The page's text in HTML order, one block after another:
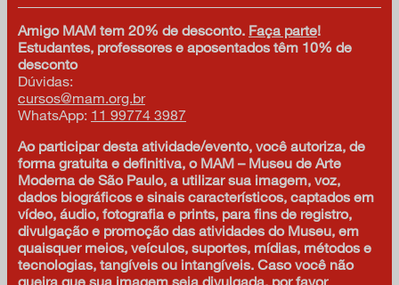
Amigo MAM tem 20% de desconto. Faça parte!
Estudantes, professores e aposentados têm 10% de
desconto
Dúvidas:
cursos@mam.org.br
WhatsApp: 11 99774 3987
Ao participar desta atividade/evento, você autoriza, de
forma gratuita e definitiva, o MAM – Museu de Arte
Moderna de São Paulo, a utilizar sua imagem, voz,
dados biográficos e sinais característicos, captados em
vídeo, áudio, fotografia e prints, para fins de registro,
divulgação e promoção das atividades do Museu, em
quaisquer meios, veículos, suportes, mídias, métodos e
tecnologias, tangíveis ou intangíveis. Caso você não
queira que sua imagem seja divulgada, por favor